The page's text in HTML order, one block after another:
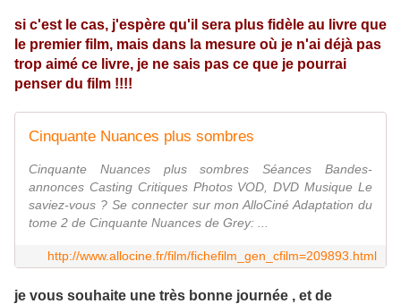
si c'est le cas, j'espère qu'il sera plus fidèle au livre que
le premier film, mais dans la mesure où je n'ai déjà pas
trop aimé ce livre, je ne sais pas ce que je pourrai
penser du film !!!!
Cinquante Nuances plus sombres
Cinquante Nuances plus sombres Séances Bandes-
annonces Casting Critiques Photos VOD, DVD Musique Le
saviez-vous ? Se connecter sur mon AlloCiné Adaptation du
tome 2 de Cinquante Nuances de Grey: ...
http://www.allocine.fr/film/fichefilm_gen_cfilm=209893.html
je vous souhaite une très bonne journée , et de